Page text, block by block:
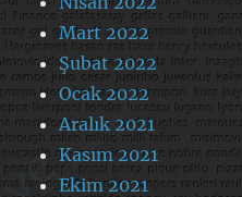
Mart 2022
Şubat 2022
Ocak 2022
Aralık 2021
Kasım 2021
Ekim 2021